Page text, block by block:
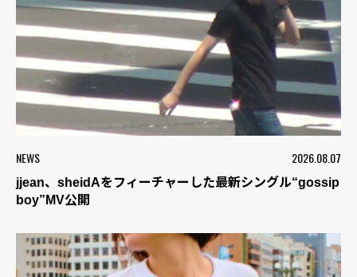
NEWS 2026.08.07
jjean、sheidAをフィーチャーした最新シングル“gossip
boy”MV公開